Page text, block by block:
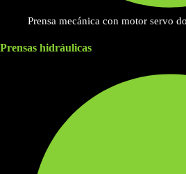
Prensa mecánica con motor servo
Prensas hidráulicas